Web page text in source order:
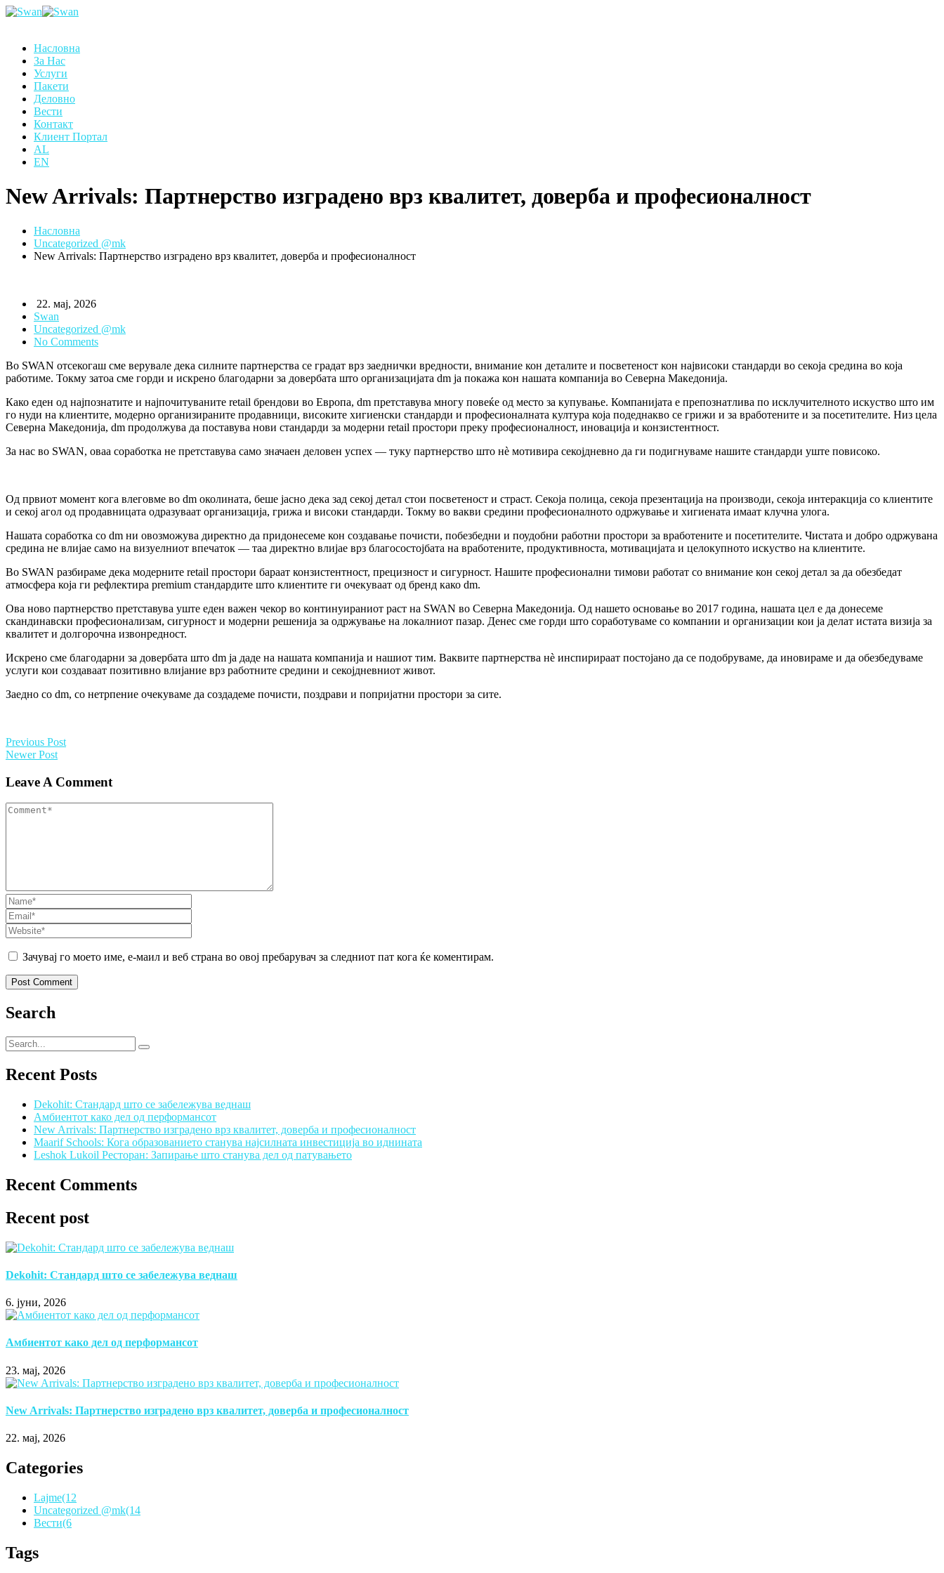
Насловна
За Нас
Услуги
Пакети
Деловно
Вести
Контакт
Клиент Портал
AL
EN
New Arrivals: Партнерство изградено врз квалитет, доверба и професионалност
Насловна
Uncategorized @mk
New Arrivals: Партнерство изградено врз квалитет, доверба и професионалност
22. мај, 2026
Swan
Uncategorized @mk
No Comments
Во SWAN отсекогаш сме верувале дека силните партнерства се градат врз заеднички вредности, внимание кон деталите и посветеност кон највисоки стандарди во секоја средина во која
работиме. Токму затоа сме горди и искрено благодарни за довербата што организацијата dm ја покажа кон нашата компанија во Северна Македонија.
Како еден од најпознатите и најпочитуваните retail брендови во Европа, dm претставува многу повеќе од место за купување. Компанијата е препознатлива по исклучителното искуство што им
го нуди на клиентите, модерно организираните продавници, високите хигиенски стандарди и професионалната култура која подеднакво се грижи и за вработените и за посетителите. Низ цела
Северна Македонија, dm продолжува да поставува нови стандарди за модерни retail простори преку професионалност, иновација и конзистентност.
За нас во SWAN, оваа соработка не претставува само значаен деловен успех — туку партнерство што нè мотивира секојдневно да ги подигнуваме нашите стандарди уште повисоко.
Од првиот момент кога влеговме во dm околината, беше јасно дека зад секој детал стои посветеност и страст. Секоја полица, секоја презентација на производи, секоја интеракција со клиентите
и секој агол од продавницата одразуваат организација, грижа и високи стандарди. Токму во вакви средини професионалното одржување и хигиената имаат клучна улога.
Нашата соработка со dm ни овозможува директно да придонесеме кон создавање почисти, побезбедни и поудобни работни простори за вработените и посетителите. Чистата и добро одржувана
средина не влијае само на визуелниот впечаток — таа директно влијае врз благосостојбата на вработените, продуктивноста, мотивацијата и целокупното искуство на клиентите.
Во SWAN разбираме дека модерните retail простори бараат конзистентност, прецизност и сигурност. Нашите професионални тимови работат со внимание кон секој детал за да обезбедат
атмосфера која ги рефлектира premium стандардите што клиентите ги очекуваат од бренд како dm.
Ова ново партнерство претставува уште еден важен чекор во континуираниот раст на SWAN во Северна Македонија. Од нашето основање во 2017 година, нашата цел е да донесеме
скандинавски професионализам, сигурност и модерни решенија за одржување на локалниот пазар. Денес сме горди што соработуваме со компании и организации кои ја делат истата визија за
квалитет и долгорочна извонредност.
Искрено сме благодарни за довербата што dm ја даде на нашата компанија и нашиот тим. Ваквите партнерства нè инспирираат постојано да се подобруваме, да иновираме и да обезбедуваме
услуги кои создаваат позитивно влијание врз работните средини и секојдневниот живот.
Заедно со dm, со нетрпение очекуваме да создадеме почисти, поздрави и попријатни простори за сите.
Previous Post
Newer Post
Leave A Comment
Зачувај го моето име, е-маил и веб страна во овој пребарувач за следниот пат кога ќе коментирам.
Search
Recent Posts
Dekohit: Стандард што се забележува веднаш
Амбиентот како дел од перформансот
New Arrivals: Партнерство изградено врз квалитет, доверба и професионалност
Maarif Schools: Кога образованието станува најсилната инвестиција во иднината
Leshok Lukoil Ресторан: Запирање што станува дел од патувањето
Recent Comments
Recent post
Dekohit: Стандард што се забележува веднаш
6. јуни, 2026
Амбиентот како дел од перформансот
23. мај, 2026
New Arrivals: Партнерство изградено врз квалитет, доверба и професионалност
22. мај, 2026
Categories
Lajme(12
Uncategorized @mk(14
Вести(6
Tags